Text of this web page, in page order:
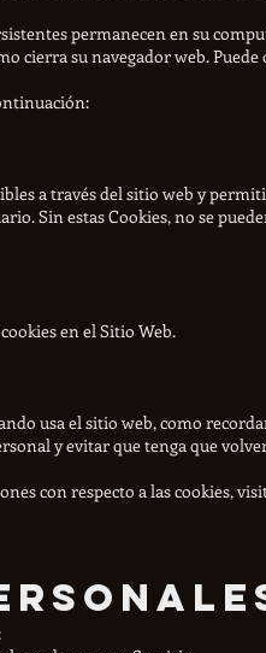
permanecen en su
cierra su navegador web.
a través del sitio web y
Sin estas Cookies, no se
en el Sitio Web.
usa el sitio web, como
y evitar que tenga que
con respecto a las cookies,